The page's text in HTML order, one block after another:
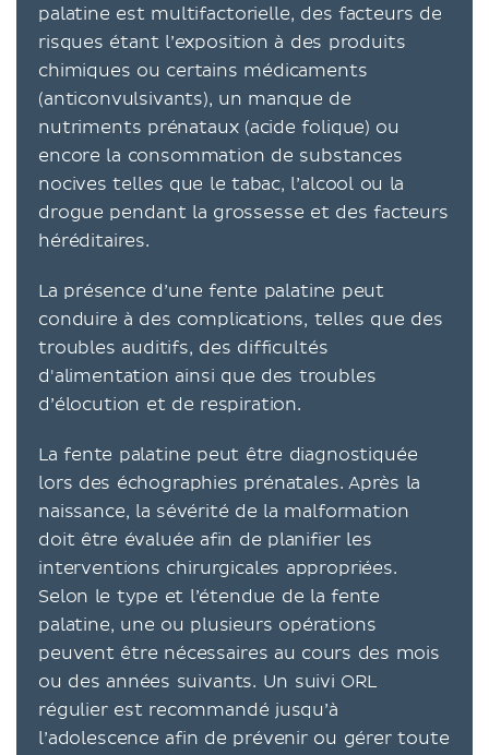
palatine est multifactorielle, des facteurs de
risques étant l’exposition à des produits
chimiques ou certains médicaments
(anticonvulsivants), un manque de
nutriments prénataux (acide folique) ou
encore la consommation de substances
nocives telles que le tabac, l’alcool ou la
drogue pendant la grossesse et des facteurs
héréditaires.
La présence d’une fente palatine peut
conduire à des complications, telles que des
troubles auditifs, des difficultés
d'alimentation ainsi que des troubles
d’élocution et de respiration.
La fente palatine peut être diagnostiquée
lors des échographies prénatales. Après la
naissance, la sévérité de la malformation
doit être évaluée afin de planifier les
interventions chirurgicales appropriées.
Selon le type et l’étendue de la fente
palatine, une ou plusieurs opérations
peuvent être nécessaires au cours des mois
ou des années suivants. Un suivi ORL
régulier est recommandé jusqu’à
l’adolescence afin de prévenir ou gérer toute